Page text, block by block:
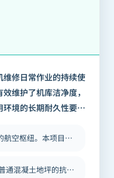
修日常作业的持续使
维护了机库洁净度，
境的长期耐久性要
践…
成都是中国西部重要的航空枢纽。本项目为空客全生命周期服务（中国）在成都设立的飞机MRO（维修、修理与大修）设施，承担…
高承载与耐冲击需求。 普通混凝土地坪的抗压强度通常在30—60MPa，在飞机机身高集中荷载及维修设备反复冲击荷载下，…